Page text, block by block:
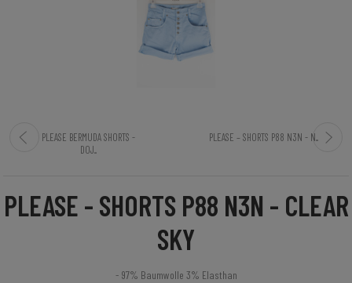
PLEASE BERMUDA SHORTS -
D0J...
PLEASE – SHORTS P88 N3N - N...
PLEASE - SHORTS P88 N3N - CLEAR
SKY
- 97% Baumwolle 3% Elasthan